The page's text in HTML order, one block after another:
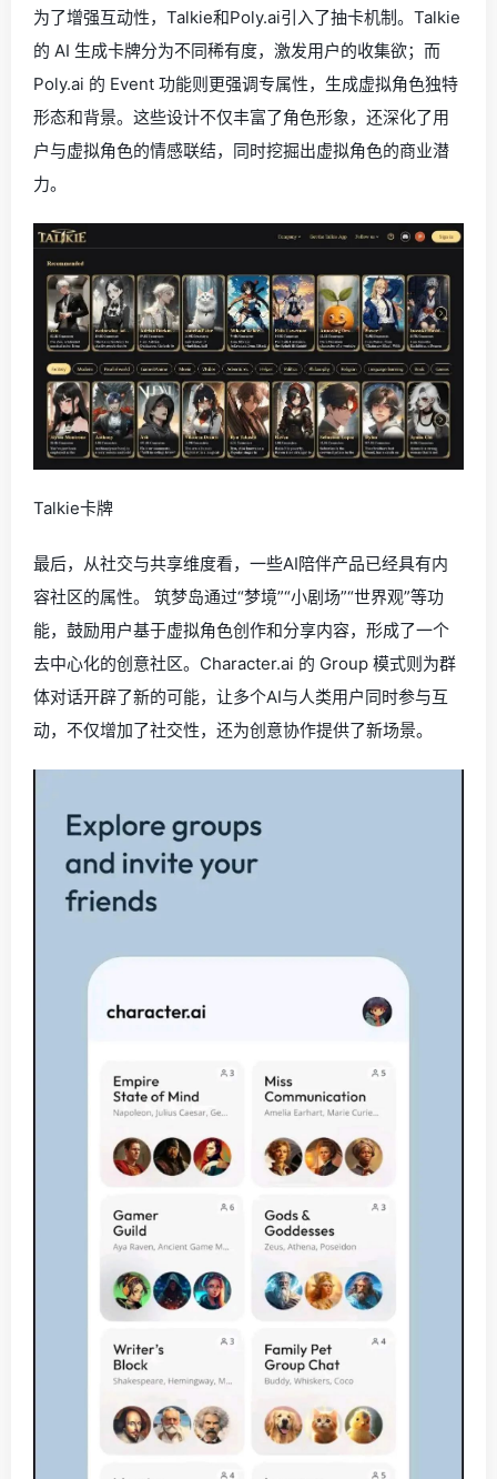
为了增强互动性，Talkie和Poly.ai引入了抽卡机制。Talkie
的 AI 生成卡牌分为不同稀有度，激发用户的收集欲；而
Poly.ai 的 Event 功能则更强调专属性，生成虚拟角色独特
形态和背景。这些设计不仅丰富了角色形象，还深化了用
户与虚拟角色的情感联结，同时挖掘出虚拟角色的商业潜
力。
Talkie卡牌
最后，从社交与共享维度看，一些AI陪伴产品已经具有内
容社区的属性。 筑梦岛通过“梦境”“小剧场”“世界观”等功
能，鼓励用户基于虚拟角色创作和分享内容，形成了一个
去中心化的创意社区。Character.ai 的 Group 模式则为群
体对话开辟了新的可能，让多个AI与人类用户同时参与互
动，不仅增加了社交性，还为创意协作提供了新场景。